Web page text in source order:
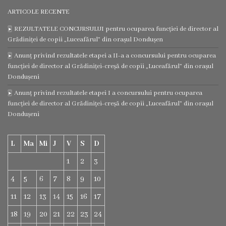
consiliului
Deciziile
consiliului
Transparență
Bugetul
orașului
Strategia
de
dezvoltare
ARTICOLE RECENTE
REZULTATELE CONCURSULUI pentru ocuparea funcției de director al
Grădiniței de copii „Luceafărul” din orașul Dondușen
Anunț privind rezultatele etapei a II-a a concursului pentru ocuparea
funcției de director al Grădiniței-creșă de copii „Luceafărul” din orașul
Dondușeni
Anunț privind rezultatele etapei I a concursului pentru ocuparea
funcției de director al Grădiniței-creșă de copii „Luceafărul” din orașul
Dondușeni
L Ma Mi J V S
D
1
2
3
4
5 6 7 8 9
10
11
12 13 14 15 16
17
18
19 20 21 22 23 24